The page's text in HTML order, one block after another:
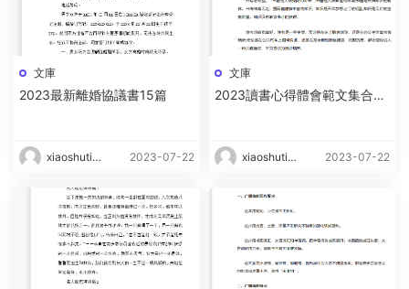
文庫
2023最新離婚協議書15篇
xiaoshutin
2023-07-22
文庫
2023讀書心得體會範文集合15
xiaoshutin
2023-07-22